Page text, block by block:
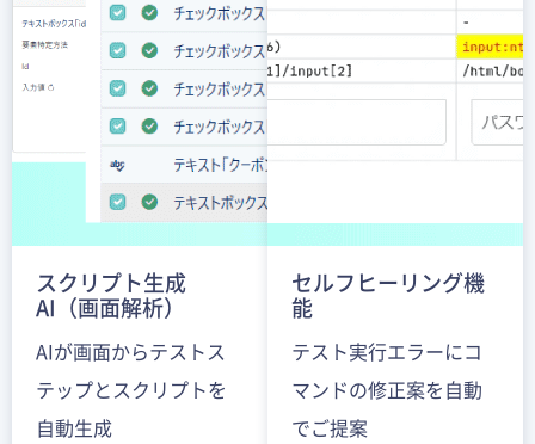
スクリプト生成
AI（画面解析）
AIが画面からテストス
テップとスクリプトを
自動生成
セルフヒーリング機
能
テスト実行エラーにコ
マンドの修正案を自動
でご提案